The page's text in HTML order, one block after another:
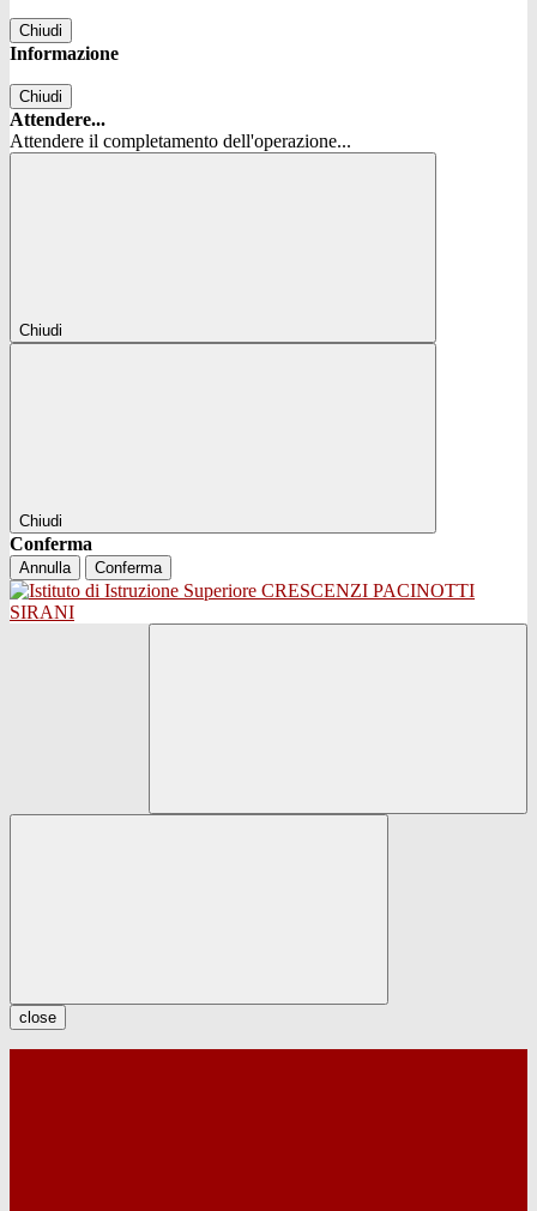
Chiudi
Informazione
Chiudi
Attendere...
Attendere il completamento dell'operazione...
Chiudi
Chiudi
Conferma
Annulla Conferma
close